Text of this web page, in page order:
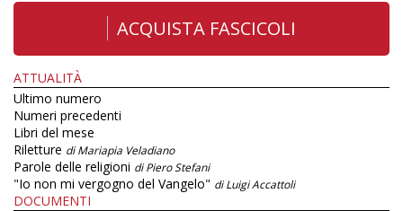
ACQUISTA FASCICOLI
ATTUALITÀ
Ultimo numero
Numeri precedenti
Libri del mese
Riletture di Mariapia Veladiano
Parole delle religioni di Piero Stefani
"Io non mi vergogno del Vangelo" di Luigi Accattoli
DOCUMENTI